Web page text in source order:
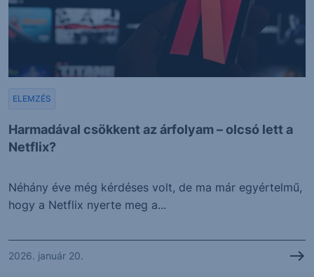
Harmadával csökkent az árfolyam – olcsó lett a
Netflix?
ELEMZÉS
Néhány éve még kérdéses volt, de ma már egyértelmű,
hogy a Netflix nyerte meg a...
2026. január 20.